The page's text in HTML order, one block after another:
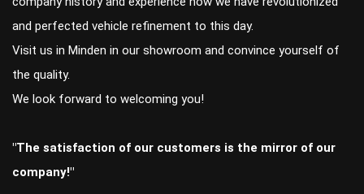
and perfected vehicle refinement to this day.
Visit us in Minden in our showroom and convince yourself of
the quality.
We look forward to welcoming you!
"The satisfaction of our customers is the mirror of our
company!"